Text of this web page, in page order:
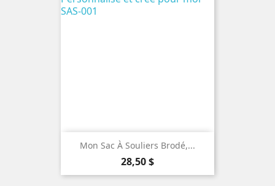
Mon Sac À Souliers Brodé,...
Prix
28,50 $